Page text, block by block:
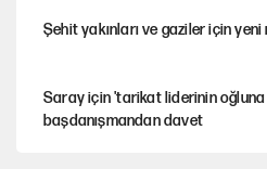
Şehit yakınları ve gaziler için
Saray için 'tarikat liderinin oğluna
başdanışmandan davet